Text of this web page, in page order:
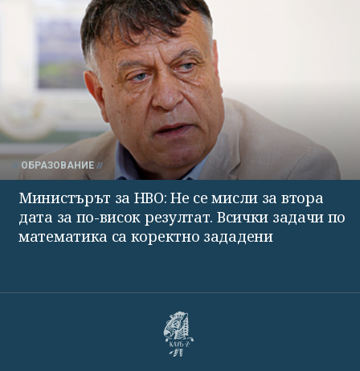
ОБРАЗОВАНИЕ
Министърът за НВО: Не се мисли за втора
дата за по-висок резултат. Всички задачи по
математика са коректно зададени